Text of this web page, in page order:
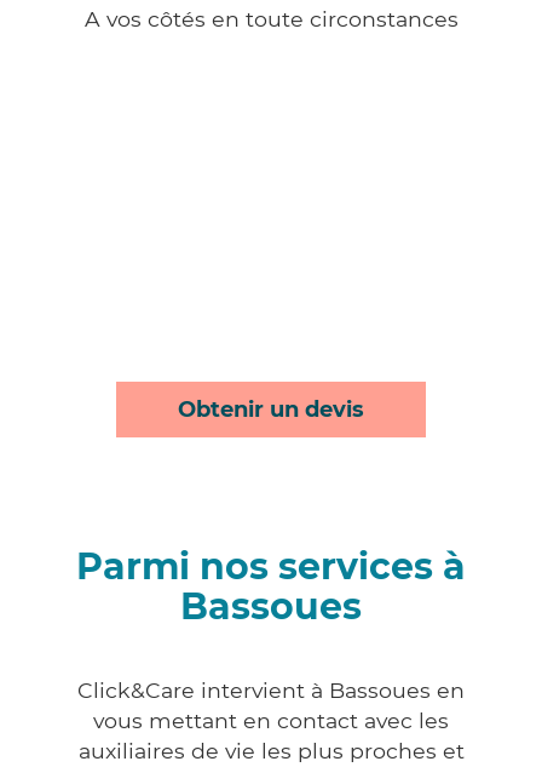
A vos côtés en toute circonstances
Obtenir un devis
Parmi nos services à
Bassoues
Click&Care intervient à Bassoues en
vous mettant en contact avec les
auxiliaires de vie les plus proches et